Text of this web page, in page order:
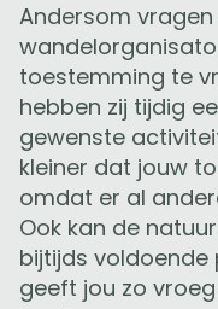
Andersom
toestemming te
hebben zij tijdig
gewenste
kleiner dat jouw
omdat er al
Ook kan de
bijtijds voldoende
geeft jou zo